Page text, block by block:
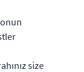
size